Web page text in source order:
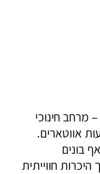
– מרחב חינוכי
אווטארים.
בונים
חווייתית